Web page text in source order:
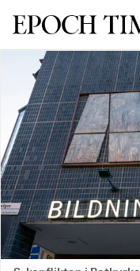
Svenska Epoch